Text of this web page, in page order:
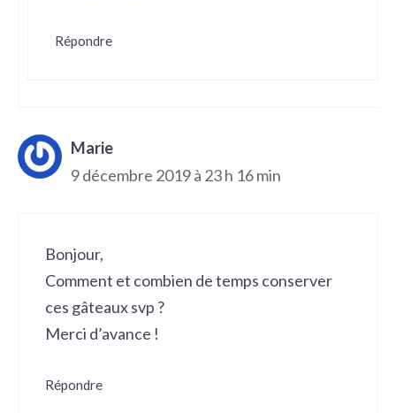
Répondre
Marie
9 décembre 2019 à 23 h 16 min
Bonjour,
Comment et combien de temps conserver
ces gâteaux svp ?
Merci d’avance !
Répondre